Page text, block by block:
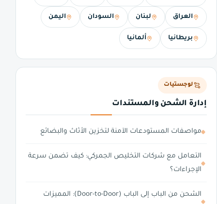
العراق لبنان السودان اليمن
بريطانيا ألمانيا
لوجستيات
إدارة الشحن والمستندات
مواصفات المستودعات الآمنة لتخزين الأثاث والبضائع
التعامل مع شركات التخليص الجمركي: كيف تضمن سرعة
الإجراءات؟
الشحن من الباب إلى الباب (Door-to-Door): المميزات